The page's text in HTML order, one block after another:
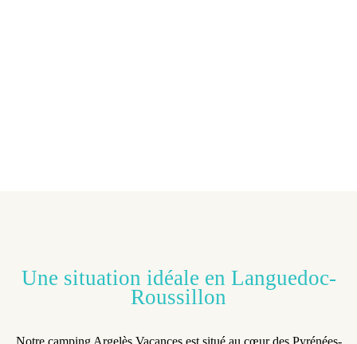
Une situation idéale en Languedoc-
Roussillon